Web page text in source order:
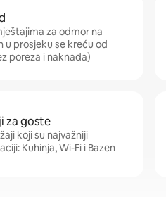
za odmor na
u prosjeku se kreću od
poreza i naknada)
za goste
koji su najvažniji
Kuhinja, Wi-Fi i Bazen